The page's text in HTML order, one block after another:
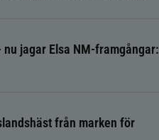
jagar Elsa NM-framgångar:
från marken för